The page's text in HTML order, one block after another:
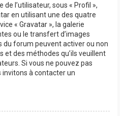
de l’utilisateur, sous « Profil »,
en utilisant une des quatre
« Gravatar », la galerie
ou le transfert d’images
du forum peuvent activer ou non
et des méthodes qu’ils veuillent
Si vous ne pouvez pas
invitons à contacter un